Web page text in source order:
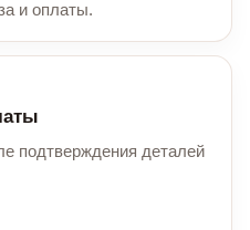
и оплаты.
подтверждения деталей